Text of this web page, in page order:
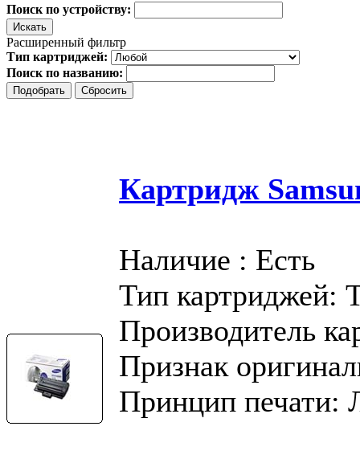
Поиск по устройству:
Расширенный фильтр
Тип картриджей:
Поиск по названию:
Картридж
Наличие : Есть
Тип картриджей:
Производитель
Признак
Принцип печати: